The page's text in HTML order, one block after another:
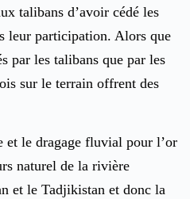
talibans d’avoir cédé les
leur participation. Alors que
par les talibans que par les
sur le terrain offrent des
et le dragage fluvial pour l’or
naturel de la rivière
et le Tadjikistan et donc la